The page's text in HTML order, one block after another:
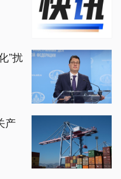
”扰
产